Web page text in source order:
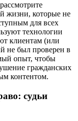
жизни, которые не
для всех
технологии
клиентам (или
не был проверен в
опыт, чтобы
гражданских
контентом.
судьи